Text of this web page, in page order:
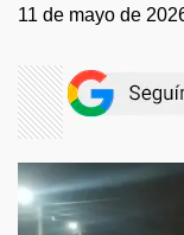
11 de mayo de